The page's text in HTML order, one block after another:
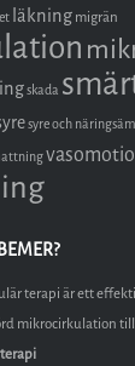
läkningmigrän
skada
syre och
terapi är ett
mikrocirkulation